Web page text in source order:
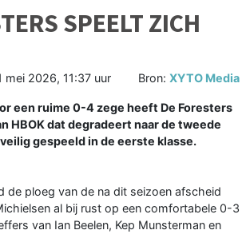
SPEELT ZICH
mei 2026, 11:37 uur Bron: XYTO Media
een ruime 0-4 zege heeft De Foresters
HBOK dat degradeert naar de tweede
gespeeld in de eerste klasse.
de ploeg van de na dit seizoen afscheid
al bij rust op een comfortabele 0-3
van Ian Beelen, Kep Munsterman en